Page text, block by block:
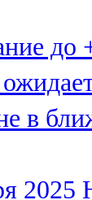
до
в
2025